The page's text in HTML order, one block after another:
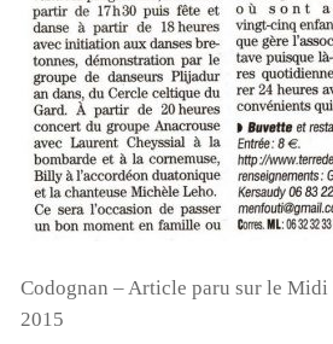
Codognan – Article paru sur le
2015